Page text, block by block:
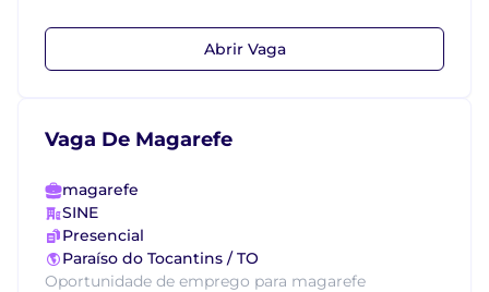
Abrir Vaga
Vaga De Magarefe
magarefe
SINE
Presencial
Paraíso do Tocantins / TO
Oportunidade de emprego para magarefe